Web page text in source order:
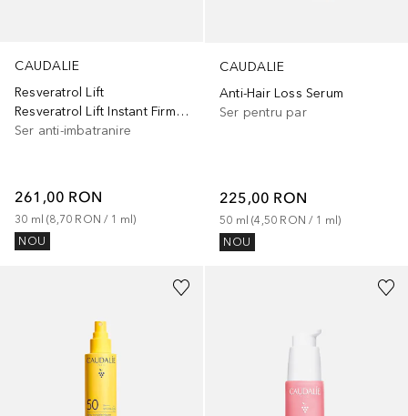
CAUDALIE
Resveratrol Lift
Resveratrol Lift Instant Firming Serum
Ser anti-imbatranire
261,00 RON
30 ml (8,70 RON / 1 ml)
NOU
CAUDALIE
Anti-Hair Loss Serum
Ser pentru par
225,00 RON
50 ml (4,50 RON / 1 ml)
NOU